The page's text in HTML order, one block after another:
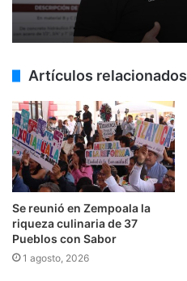
Artículos relacionados
Se reunió en Zempoala la
riqueza culinaria de 37
Pueblos con Sabor
1 agosto, 2026